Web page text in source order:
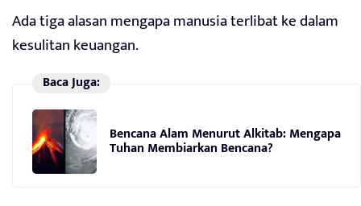
Ada tiga alasan mengapa manusia terlibat ke dalam
kesulitan keuangan.
Baca Juga:
Bencana Alam Menurut Alkitab: Mengapa
Tuhan Membiarkan Bencana?